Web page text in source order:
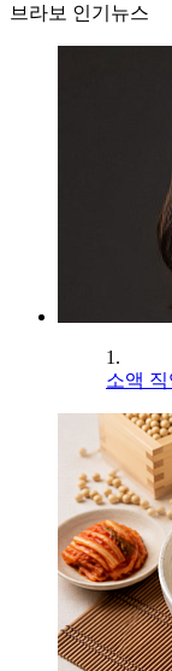
브라보 인기뉴스
1.
소액